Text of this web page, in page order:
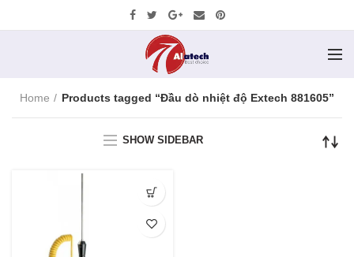
Home Products tagged “Đầu dò nhiệt độ Extech 881605”
SHOW SIDEBAR